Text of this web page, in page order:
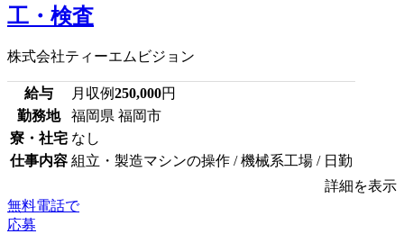
工・検査
株式会社ティーエムビジョン
給与 月収例250,000円
勤務地
福岡県 福岡市
寮・社宅 なし
仕事内容 組立・製造マシンの操作 / 機械系工場 / 日勤
詳細を表示
無料電話で
応募